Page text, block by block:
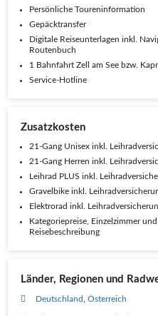
Persönliche Toureninformation
Gepäcktransfer
Digitale Reiseunterlagen inkl.
Routenbuch
1 Bahnfahrt Zell am See bzw.
Service-Hotline
Zusatzkosten
21-Gang Unisex inkl.
21-Gang Herren inkl.
Leihrad PLUS inkl.
Gravelbike inkl.
Elektrorad inkl.
Kategoriepreise, Einzelzimmer
Reisebeschreibung
Länder, Regionen und
Deutschland Österreich